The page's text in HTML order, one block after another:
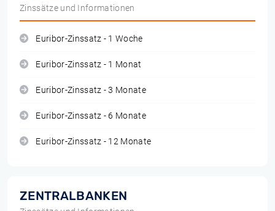
Zinssätze und Informationen
Euribor-Zinssatz - 1 Woche
Euribor-Zinssatz - 1 Monat
Euribor-Zinssatz - 3 Monate
Euribor-Zinssatz - 6 Monate
Euribor-Zinssatz - 12 Monate
ZENTRALBANKEN